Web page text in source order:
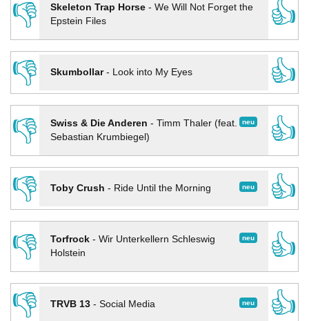
👎
Skeleton Trap Horse- We Will Not Forget the
Epstein Files
👍
👎
Skumbollar- Look into My Eyes
👍
👎
neu
Swiss & Die Anderen - Timm Thaler (feat.
Sebastian Krumbiegel)
👍
👎
neu
Toby Crush - Ride Until the Morning
👍
👎
neu
Torfrock- Wir Unterkellern Schleswig
Holstein
👍
👎
neu
TRVB 13- Social Media
👍